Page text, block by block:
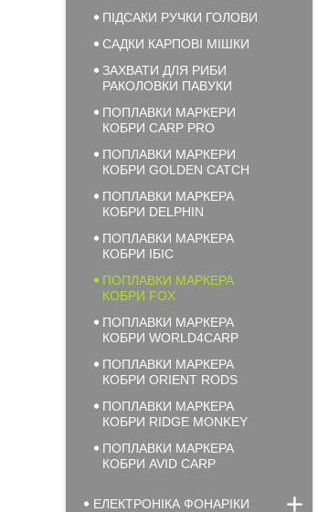
ПІДСАКИ РУЧКИ ГОЛОВИ
САДКИ КАРПОВІ МІШКИ
ЗАХВАТИ ДЛЯ РИБИ
РАКОЛОВКИ ПАВУКИ
ПОПЛАВКИ МАРКЕРИ
КОБРИ CARP PRO
ПОПЛАВКИ МАРКЕРИ
КОБРИ GOLDEN CATCH
ПОПЛАВКИ МАРКЕРА
КОБРИ DELPHIN
ПОПЛАВКИ МАРКЕРА
КОБРИ ІБІС
ПОПЛАВКИ МАРКЕРА
КОБРИ FOX
ПОПЛАВКИ МАРКЕРА
КОБРИ WORLD4CARP
ПОПЛАВКИ МАРКЕРА
КОБРИ ORIENT RODS
ПОПЛАВКИ МАРКЕРА
КОБРИ RIDGE MONKEY
ПОПЛАВКИ МАРКЕРА
КОБРИ AVID CARP
ЕЛЕКТРОНІКА ФОНАРІКИ